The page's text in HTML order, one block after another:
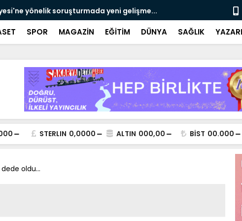
yönelik soruşturmada yeni gelişme... Çalışma,
SPOR MAGAZİN EĞİTİM DÜNYA SAĞLIK
STERLIN 0,0000 ALTIN 000,00 BİST 00.000
oldu...